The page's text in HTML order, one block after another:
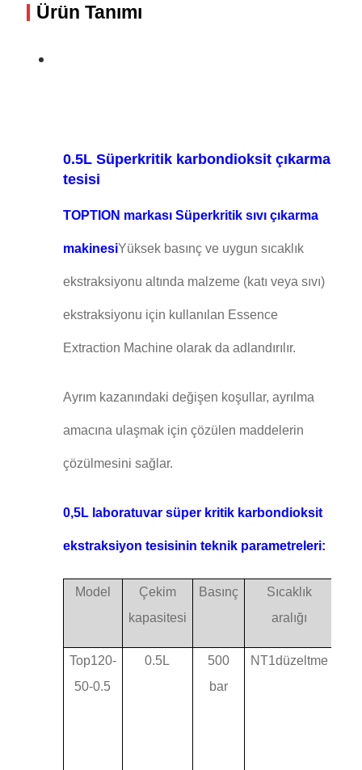
Ürün Tanımı
0.5L Süperkritik karbondioksit çıkarma
tesisi
TOPTION markası Süperkritik sıvı çıkarma
makinesiYüksek basınç ve uygun sıcaklık
ekstraksiyonu altında malzeme (katı veya sıvı)
ekstraksiyonu için kullanılan Essence
Extraction Machine olarak da adlandırılır.
Ayrım kazanındaki değişen koşullar, ayrılma
amacına ulaşmak için çözülen maddelerin
çözülmesini sağlar.
0,5L laboratuvar süper kritik karbondioksit
ekstraksiyon tesisinin teknik parametreleri:
Model
Çekim
kapasitesi
Basınç
Sıcaklık
aralığı
Top120-
50-0.5
0.5L
500
bar
NT1düzeltme